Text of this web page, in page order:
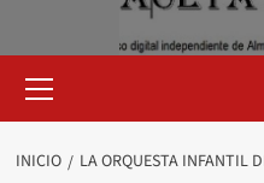
primario
INICIO
LA ORQUESTA INFANTIL